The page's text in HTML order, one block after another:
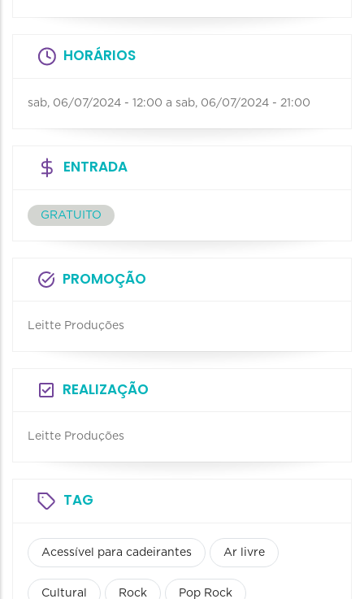
HORÁRIOS
sab, 06/07/2024 - 12:00 a sab, 06/07/2024 - 21:00
ENTRADA
GRATUITO
PROMOÇÃO
Leitte Produções
REALIZAÇÃO
Leitte Produções
TAG
Acessível para cadeirantes Ar livre
Cultural Rock Pop Rock